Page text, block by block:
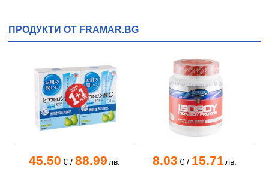
ПРОДУКТИ ОТ FRAMAR.BG
45.50 €/ 88.99 лв. 8.03 €/ 15.71 лв.